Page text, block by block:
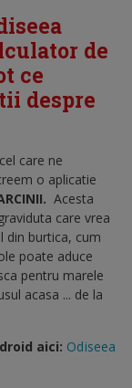
de
ce
despre
care ne
o aplicatie
. Acesta
care vrea
din burtica, cum
poate aduce
pentru marele
acasa ... de la
aici: Odiseea